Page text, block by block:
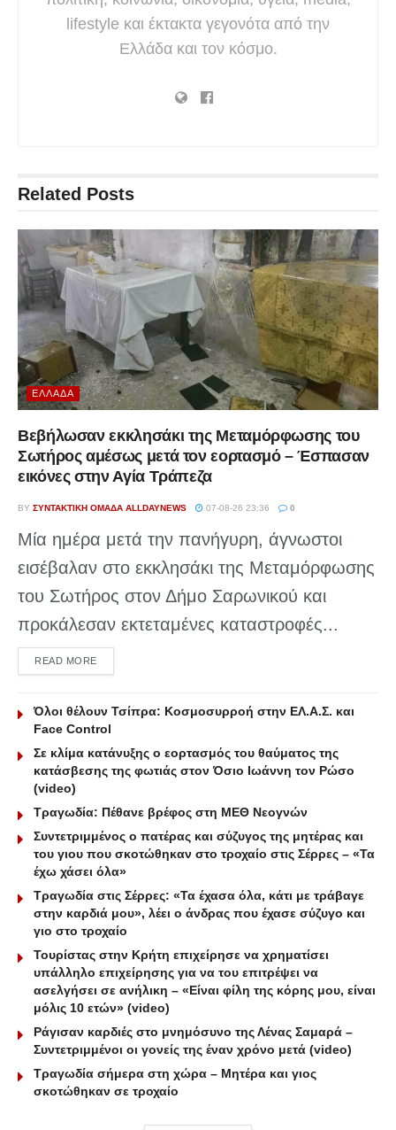
lifestyle και έκτακτα γεγονότα από την
Ελλάδα και τον κόσμο.
Related Posts
ΕΛΛΆΔΑ
Βεβήλωσαν εκκλησάκι της Μεταμόρφωσης του
Σωτήρος αμέσως μετά τον εορτασμό – Έσπασαν
εικόνες στην Αγία Τράπεζα
BY ΣΥΝΤΑΚΤΙΚΉ ΟΜΆΔΑ ALLDAYNEWS 07-08-26 23:36 0
Μία ημέρα μετά την πανήγυρη, άγνωστοι
εισέβαλαν στο εκκλησάκι της Μεταμόρφωσης
του Σωτήρος στον Δήμο Σαρωνικού και
προκάλεσαν εκτεταμένες καταστροφές...
READ MOREDETAILS
Όλοι θέλουν Τσίπρα: Κοσμοσυρροή στην ΕΛ.Α.Σ. και
Face Control
Σε κλίμα κατάνυξης ο εορτασμός του θαύματος της
κατάσβεσης της φωτιάς στον Όσιο Ιωάννη τον Ρώσο
(video)
Τραγωδία: Πέθανε βρέφος στη ΜΕΘ Νεογνών
Συντετριμμένος ο πατέρας και σύζυγος της μητέρας και
του γιου που σκοτώθηκαν στο τροχαίο στις Σέρρες – «Τα
έχω χάσει όλα»
Τραγωδία στις Σέρρες: «Τα έχασα όλα, κάτι με τράβαγε
στην καρδιά μου», λέει ο άνδρας που έχασε σύζυγο και
γιο στο τροχαίο
Τουρίστας στην Κρήτη επιχείρησε να χρηματίσει
υπάλληλο επιχείρησης για να του επιτρέψει να
ασελγήσει σε ανήλικη – «Είναι φίλη της κόρης μου, είναι
μόλις 10 ετών» (video)
Ράγισαν καρδιές στο μνημόσυνο της Λένας Σαμαρά –
Συντετριμμένοι οι γονείς της έναν χρόνο μετά (video)
Τραγωδία σήμερα στη χώρα – Μητέρα και γιος
σκοτώθηκαν σε τροχαίο